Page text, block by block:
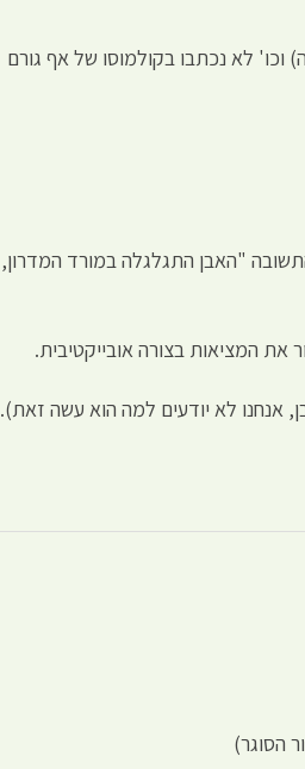
וכו' לא נכתבו בקולמוסו של אף גורם
"האבן התגלגלה במורד המדרון,
המציאות בצורה אובייקטיבית.
לא יודעים למה הוא עשה זאת).
הסוגר)